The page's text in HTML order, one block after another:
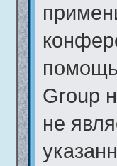
Group
не